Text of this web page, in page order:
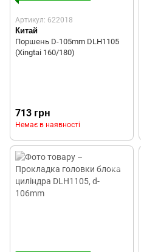
Артикул: 622018
Китай
Поршень D-105mm DLH1105
(Xingtai 160/180)
713 грн
Немає в наявності